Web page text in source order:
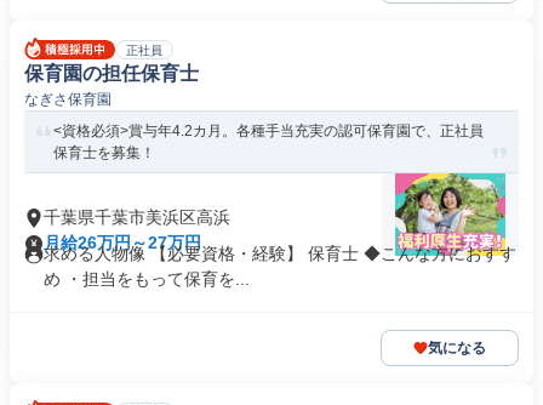
正社員
保育園の担任保育士
なぎさ保育園
<資格必須>賞与年4.2カ月。各種手当充実の認可保育園で、正社員
保育士を募集！
千葉県千葉市美浜区高浜
月給26万円～27万円
求める人物像 【必要資格・経験】 保育士 ◆こんな方におすす
め ・担当をもって保育を...
気になる